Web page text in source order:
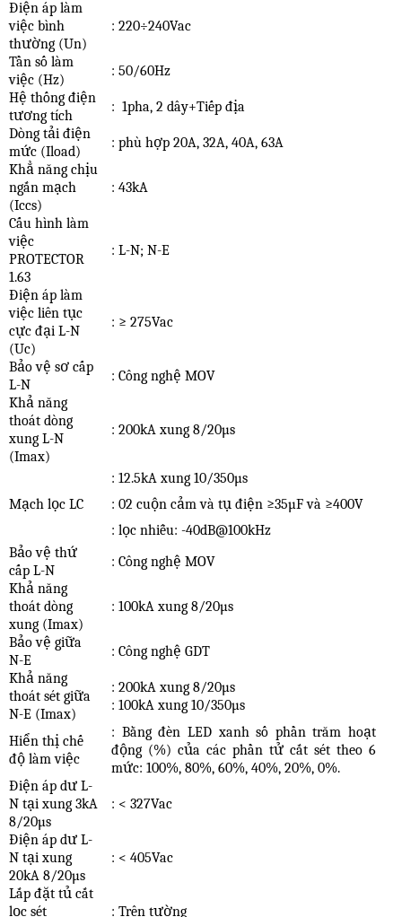
Điện áp làm
việc bình
thường (Un)
: 220÷240Vac
Tần số làm
việc (Hz)
: 50/60Hz
Hệ thống điện
tương tích
: 1pha, 2 dây+Tiếp địa
Dòng tải điện
mức (Iload)
: phù hợp20A, 32A, 40A, 63A
Khẳ năng chịu
ngắn mạch
(Iccs)
: 43kA
Cấu hình làm
việc
PROTECTOR
1.63
: L-N; N-E
Điện áp làm
việc liên tục
cực đại L-N
(Uc)
: ≥ 275Vac
Bảo vệ sơ cấp
L-N
: Công nghệ MOV
Khả năng
thoát dòng
xung L-N
(Imax)
: 200kA xung 8/20µs
: 12.5kA xung 10/350µs
Mạch lọc LC
: 02 cuộn cảm và tụ điện ≥35µF và ≥400V
: lọc nhiễu: -40dB@100kHz
Bảo vệ thứ
cấp L-N
: Công nghệ MOV
Khả năng
thoát dòng
xung (Imax)
: 100kA xung 8/20µs
Bảo vệ giữa
N-E
: Công nghệ GDT
Khả năng
thoát sét giữa
N-E (Imax)
: 200kA xung 8/20µs
: 100kA xung 10/350µs
Hiển thị chế
độ làm việc
: Bằng đèn LED xanh số phần trăm hoạt
động (%) của các phần tử cắt sét theo 6
mức: 100%, 80%, 60%, 40%, 20%, 0%.
Điện áp dư L-
N tại xung 3kA
8/20µs
: < 327Vac
Điện áp dư L-
N tại xung
20kA 8/20µs
: < 405Vac
Lắp đặt tủ cắt
lọc sét
: Trên tường